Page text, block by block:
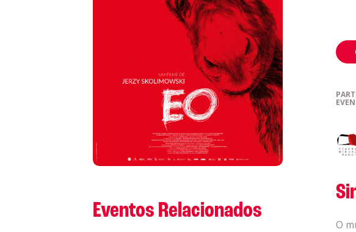
Sobre a
Promotores
Clubes
O
Eventos Relacionados